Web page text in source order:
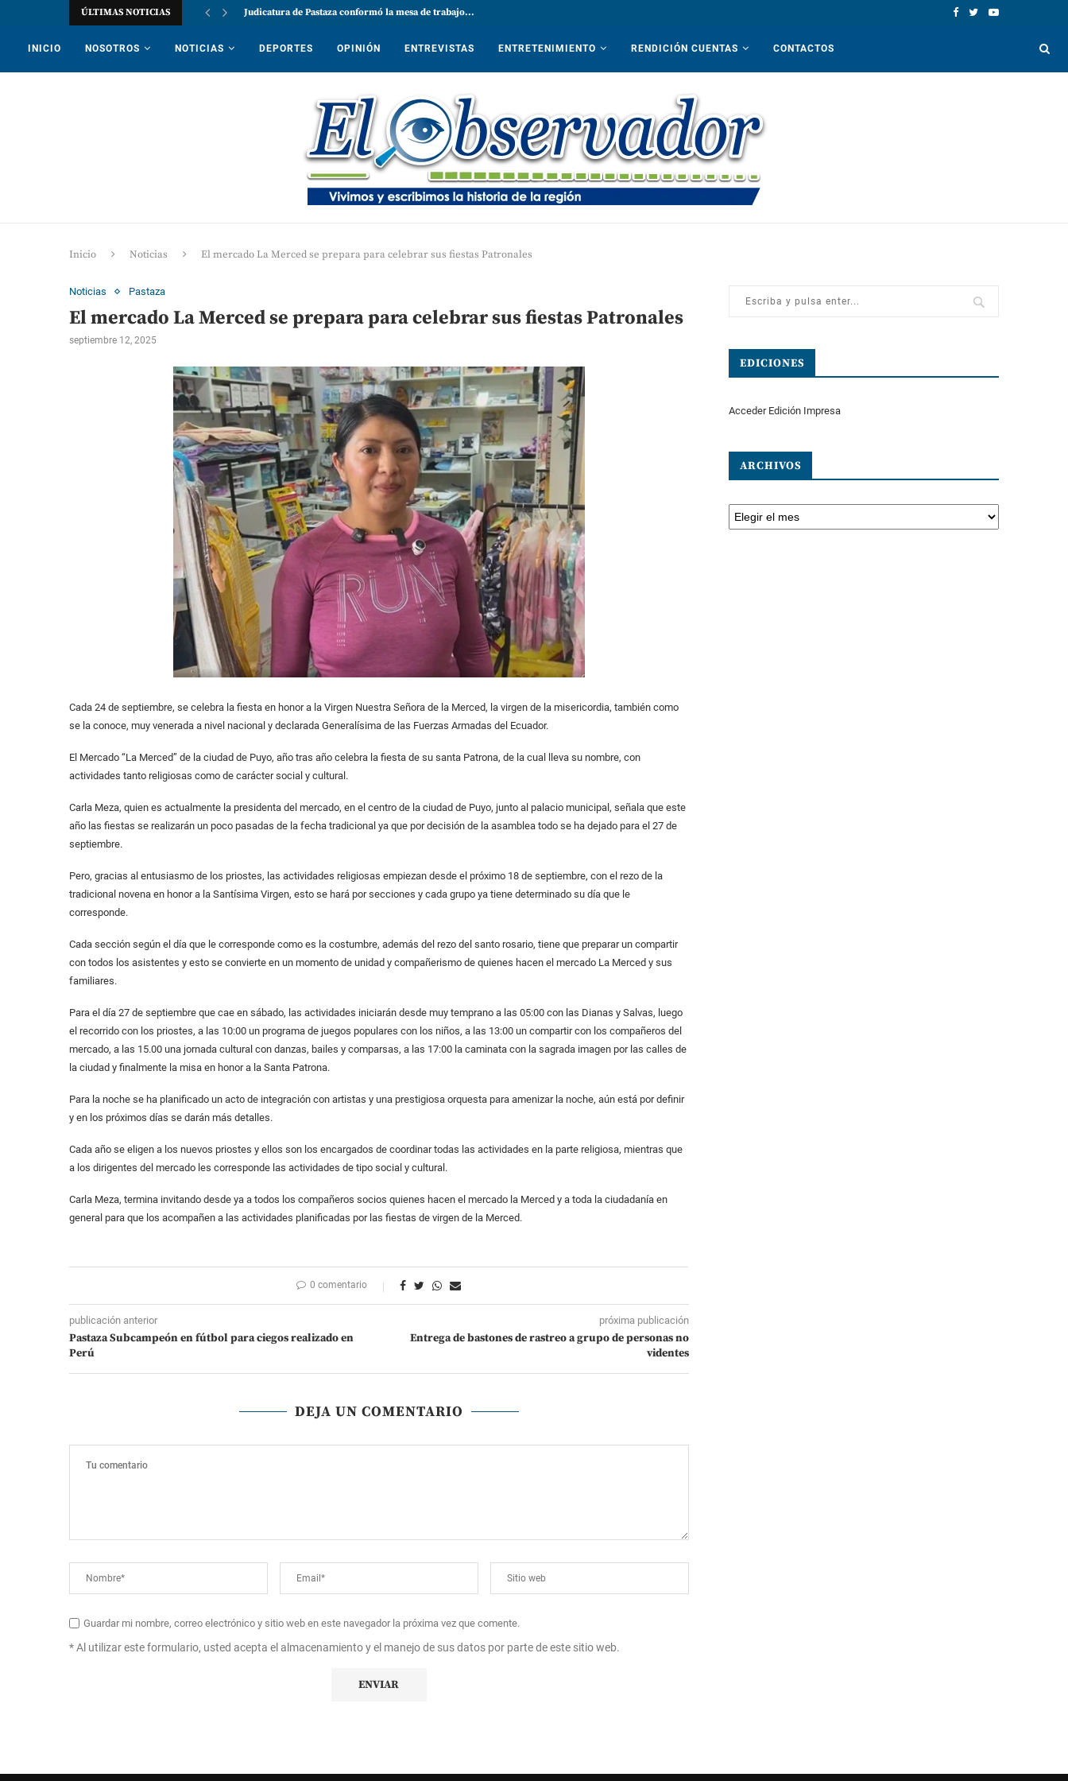
ÚLTIMAS NOTICIAS Judicatura de Pastaza conformó la mesa de trabajo...
INICIO NOSOTROS NOTICIAS DEPORTES OPINIÓN ENTREVISTAS ENTRETENIMIENTO RENDICIÓN CUENTAS CONTACTOS
Inicio Noticias El mercado La Merced se prepara para celebrar sus fiestas Patronales
Noticias Pastaza
El mercado La Merced se prepara para celebrar sus fiestas Patronales
septiembre 12, 2025
Cada 24 de septiembre, se celebra la fiesta en honor a la Virgen Nuestra Señora de la Merced, la virgen de la misericordia, también como
se la conoce, muy venerada a nivel nacional y declarada Generalísima de las Fuerzas Armadas del Ecuador.
El Mercado “La Merced” de la ciudad de Puyo, año tras año celebra la fiesta de su santa Patrona, de la cual lleva su nombre, con
actividades tanto religiosas como de carácter social y cultural.
Carla Meza, quien es actualmente la presidenta del mercado, en el centro de la ciudad de Puyo, junto al palacio municipal, señala que este
año las fiestas se realizarán un poco pasadas de la fecha tradicional ya que por decisión de la asamblea todo se ha dejado para el 27 de
septiembre.
Pero, gracias al entusiasmo de los priostes, las actividades religiosas empiezan desde el próximo 18 de septiembre, con el rezo de la
tradicional novena en honor a la Santísima Virgen, esto se hará por secciones y cada grupo ya tiene determinado su día que le
corresponde.
Cada sección según el día que le corresponde como es la costumbre, además del rezo del santo rosario, tiene que preparar un compartir
con todos los asistentes y esto se convierte en un momento de unidad y compañerismo de quienes hacen el mercado La Merced y sus
familiares.
Para el día 27 de septiembre que cae en sábado, las actividades iniciarán desde muy temprano a las 05:00 con las Dianas y Salvas, luego
el recorrido con los priostes, a las 10:00 un programa de juegos populares con los niños, a las 13:00 un compartir con los compañeros del
mercado, a las 15.00 una jornada cultural con danzas, bailes y comparsas, a las 17:00 la caminata con la sagrada imagen por las calles de
la ciudad y finalmente la misa en honor a la Santa Patrona.
Para la noche se ha planificado un acto de integración con artistas y una prestigiosa orquesta para amenizar la noche, aún está por definir
y en los próximos días se darán más detalles.
Cada año se eligen a los nuevos priostes y ellos son los encargados de coordinar todas las actividades en la parte religiosa, mientras que
a los dirigentes del mercado les corresponde las actividades de tipo social y cultural.
Carla Meza, termina invitando desde ya a todos los compañeros socios quienes hacen el mercado la Merced y a toda la ciudadanía en
general para que los acompañen a las actividades planificadas por las fiestas de virgen de la Merced.
0 comentario
publicación anterior
Pastaza Subcampeón en fútbol para ciegos realizado en
Perú
próxima publicación
Entrega de bastones de rastreo a grupo de personas no
videntes
DEJA UN COMENTARIO
Guardar mi nombre, correo electrónico y sitio web en este navegador la próxima vez que comente.
* Al utilizar este formulario, usted acepta el almacenamiento y el manejo de sus datos por parte de este sitio web.
EDICIONES
Acceder Edición Impresa
ARCHIVOS